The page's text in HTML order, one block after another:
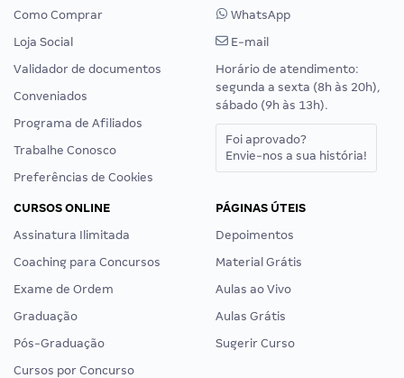
Como Comprar
Loja Social
Validador de documentos
Conveniados
Programa de Afiliados
Trabalhe Conosco
Preferências de Cookies
WhatsApp
E-mail
Horário de atendimento:
segunda a sexta (8h às 20h),
sábado (9h às 13h).
Foi aprovado?
Envie-nos a sua história!
CURSOS ONLINE
Assinatura Ilimitada
Coaching para Concursos
Exame de Ordem
Graduação
Pós-Graduação
Cursos por Concurso
PÁGINAS ÚTEIS
Depoimentos
Material Grátis
Aulas ao Vivo
Aulas Grátis
Sugerir Curso